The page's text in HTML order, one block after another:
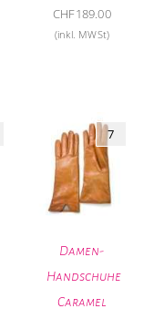
CHF189.00
(inkl. MWSt)
Damen-
Handschuhe
Caramel
7